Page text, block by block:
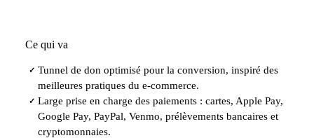
Ce qui va
✓ Tunnel de don optimisé pour la conversion, inspiré des
meilleures pratiques du e-commerce.
✓ Large prise en charge des paiements : cartes, Apple Pay,
Google Pay, PayPal, Venmo, prélèvements bancaires et
cryptomonnaies.